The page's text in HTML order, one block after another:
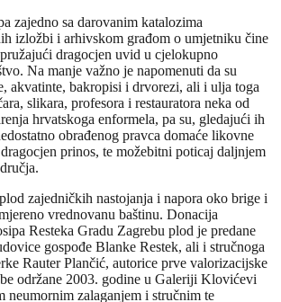
zajedno sa darovanim katalozima
izložbi i arhivskom građom o umjetniku čine
dragocjen uvid u cjelokupno
Na manje važno je napomenuti da su
akvatinte, bakropisi i drvorezi, ali i ulja toga
slikara, profesora i restauratora neka od
hrvatskoga enformela, pa su, gledajući ih
obrađenog pravca domaće likovne
prinos, te možebitni poticaj daljnjem
zajedničkih nastojanja i napora oko brige i
vrednovanu baštinu. Donacija
Resteka Gradu Zagrebu plod je predane
gospođe Blanke Restek, ali i stručnoga
Rauter Plančić, autorice prve valorizacijske
održane 2003. godine u Galeriji Klovićevi
neumornim zalaganjem i stručnim te